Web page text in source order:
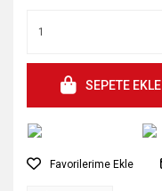
SEPETE EKLE